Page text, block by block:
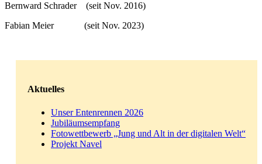
Bernward Schrader (seit Nov. 2016)
Fabian Meier (seit Nov. 2023)
Aktuelles
Unser Entenrennen 2026
Jubiläumsempfang
Fotowettbewerb „Jung und Alt in der digitalen Welt“
Projekt Navel